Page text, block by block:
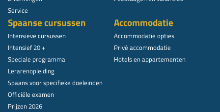
Service
Spaanse cursussen
Intensieve cursussen
Intensief 20 +
Speciale programma
Lerarenopleiding
Spaans voor specifieke doeleinden
Officiële examen
Prijzen 2026
Accommodatie
Accommodatie opties
Privé accommodatie
Hotels en appartementen